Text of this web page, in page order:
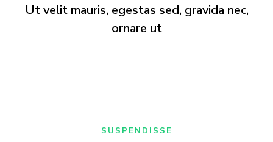
Ut velit mauris, egestas sed, gravida nec,
ornare ut
SUSPENDISSE